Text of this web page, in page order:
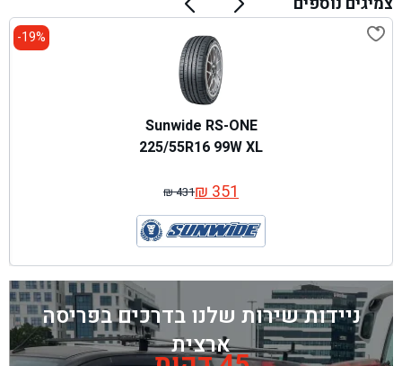
19%-
Sunwide RS-ONE
225/55R16 99W XL
₪431
המחיר
המקורי
היה:
₪ 431.
₪351 המחיר
הנוכחי
הוא:
₪ 351.
ניידות שירות שלנו בדרכים בפריסה
ארצית